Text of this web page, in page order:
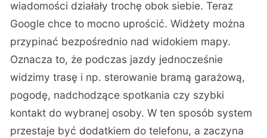
wiadomości działały trochę obok siebie. Teraz
Google chce to mocno uprościć. Widżety można
przypinać bezpośrednio nad widokiem mapy.
Oznacza to, że podczas jazdy jednocześnie
widzimy trasę i np. sterowanie bramą garażową,
pogodę, nadchodzące spotkania czy szybki
kontakt do wybranej osoby. W ten sposób system
przestaje być dodatkiem do telefonu, a zaczyna